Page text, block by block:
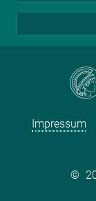
Schulen
Studierende
YouTube
Impressum
©